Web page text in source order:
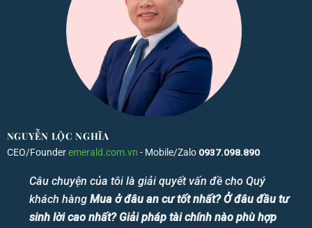
NGUYỄN LỘC NGHĨA
CEO/Founderemerald.com.vn - Mobile/Zalo 0937.098.890
Câu chuyện của tôi là giải quyết vấn đề cho Quý
khách hàngMua ở đâu an cư tốt nhất? Ở đâu đầu tư
sinh lời cao nhất? Giải pháp tài chính nào phù hợp